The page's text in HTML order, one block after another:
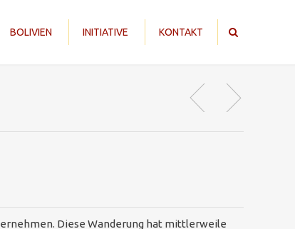
BOLIVIEN INITIATIVE KONTAKT
Diese Wanderung hat mittlerweile